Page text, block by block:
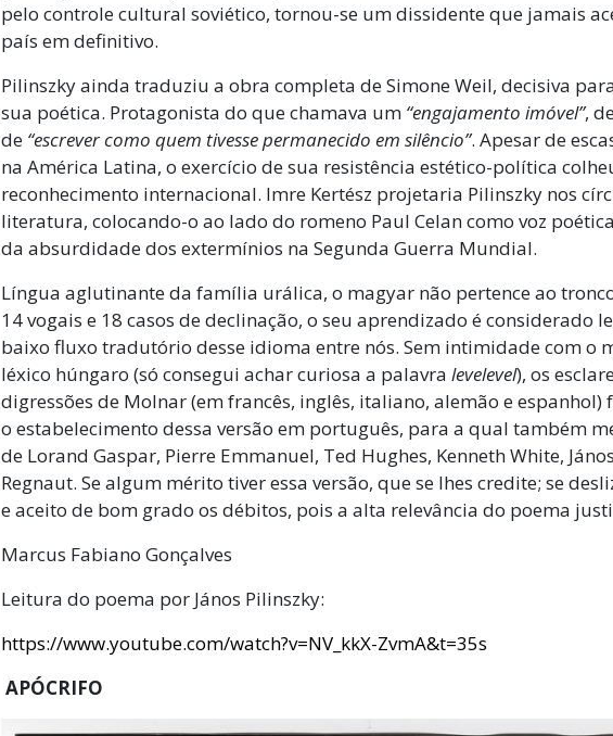
pelo controle cultural soviético, tornou-se um dissidente que jamais
país em definitivo.
Pilinszky ainda traduziu a obra completa de Simone Weil, decisiva
sua poética. Protagonista do que chamava um “engajamento imóvel”,
de “escrever como quem tivesse permanecido em silêncio”. Apesar de
na América Latina, o exercício de sua resistência estético-política
reconhecimento internacional. Imre Kertész projetaria Pilinszky nos
literatura, colocando-o ao lado do romeno Paul Celan como voz
da absurdidade dos extermínios na Segunda Guerra Mundial.
Língua aglutinante da família urálica, o magyar não pertence ao
14 vogais e 18 casos de declinação, o seu aprendizado é considerado
baixo fluxo tradutório desse idioma entre nós. Sem intimidade com o
léxico húngaro (só consegui achar curiosa a palavra levelevel), os
digressões de Molnar (em francês, inglês, italiano, alemão e espanhol)
o estabelecimento dessa versão em português, para a qual também
de Lorand Gaspar, Pierre Emmanuel, Ted Hughes, Kenneth White,
Regnaut. Se algum mérito tiver essa versão, que se lhes credite; se
e aceito de bom grado os débitos, pois a alta relevância do poema
Marcus Fabiano Gonçalves
Leitura do poema por János Pilinszky:
https://www.youtube.com/watch?v=NV_kkX-ZvmA&t=35s
APÓCRIFO